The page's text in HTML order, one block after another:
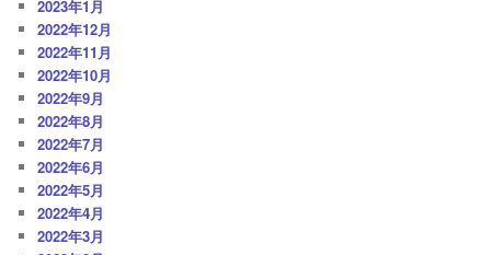
2023年1月
2022年12月
2022年11月
2022年10月
2022年9月
2022年8月
2022年7月
2022年6月
2022年5月
2022年4月
2022年3月